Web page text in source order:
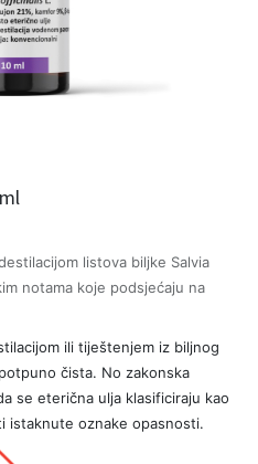
listova biljke Salvia
notama koje podsjećaju na
ili tiještenjem iz biljnog
čista. No zakonska
se eterična ulja klasificiraju kao
istaknute oznake opasnosti.